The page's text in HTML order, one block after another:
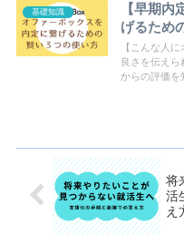
基礎知識
【早期内
げるため
【こんな人
良さを伝え
からの評価を
将
活
え